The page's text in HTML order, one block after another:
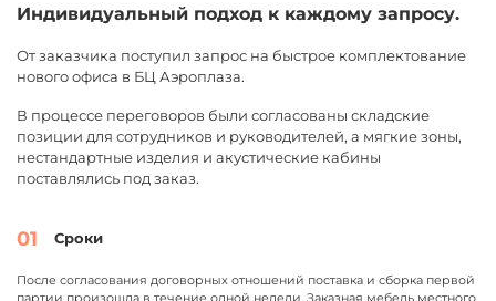
Индивидуальный подход к каждому запросу.
От заказчика поступил запрос на быстрое комплектование
нового офиса в БЦ Аэроплаза.
В процессе переговоров были согласованы складские
позиции для сотрудников и руководителей, а мягкие зоны,
нестандартные изделия и акустические кабины
поставлялись под заказ.
01 Сроки
После согласования договорных отношений поставка и сборка первой
партии произошла в течение одной недели. Заказная мебель местного